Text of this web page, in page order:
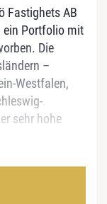
Fastighets AB
ein Portfolio mit
Die
–
Westfalen,
sehr hohe